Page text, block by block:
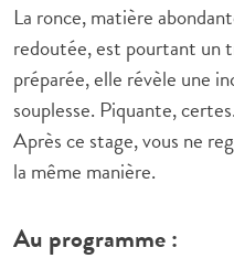
La ronce, matière
redoutée, est pourtant un
préparée, elle révèle une
souplesse. Piquante,
Après ce stage, vous ne
la même manière.
Au programme :